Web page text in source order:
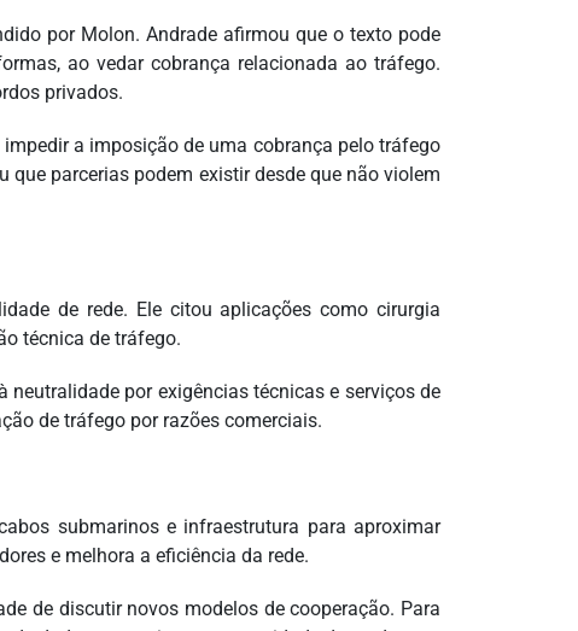
por Molon. Andrade afirmou que o texto pode
ao vedar cobrança relacionada ao tráfego.
privados.
a imposição de uma cobrança pelo tráfego
parcerias podem existir desde que não violem
de rede. Ele citou aplicações como cirurgia
técnica de tráfego.
neutralidade por exigências técnicas e serviços de
de tráfego por razões comerciais.
submarinos e infraestrutura para aproximar
e melhora a eficiência da rede.
de discutir novos modelos de cooperação. Para